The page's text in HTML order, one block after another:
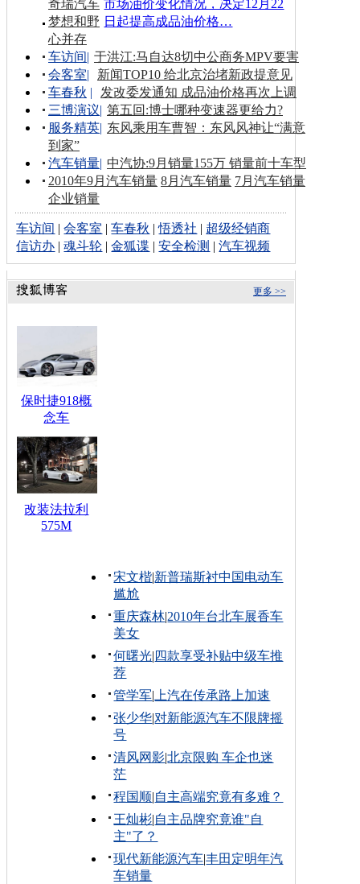
市场油价变化情况，决定12月22
日起提高成品油价格…
奇瑞汽车
梦想和野
心并存
车访间| 于洪江:马自达8切中公商务MPV要害
会客室|
新闻TOP10 给北京治堵新政提意见
车春秋 |
发改委发通知 成品油价格再次上调
三博演议| 第五回:博士哪种变速器更给力?
服务精英| 东风乘用车曹智：东风风神让“满意
到家”
汽车销量| 中汽协:9月销量155万 销量前十车型
2010年9月汽车销量 8月汽车销量 7月汽车销量
企业销量
车访间 |会客室 |车春秋 |悟透社 | 超级经销商
信访办 |魂斗轮 |金狐谍 |安全检测 |汽车视频
更多 >>
保时捷918概
念车
改装法拉利
575M
宋文楷|新普瑞斯衬中国电动车
尴尬
重庆森林|2010年台北车展香车
美女
何曙光| 四款享受补贴中级车推
荐
管学军| 上汽在传承路上加速
张少华|对新能源汽车不限牌摇
号
清风网影|北京限购 车企也迷
茫
程国顺|自主高端究竟有多难？
王灿彬|自主品牌究竟谁"自
主"了？
现代新能源汽车|丰田定明年汽
车销量